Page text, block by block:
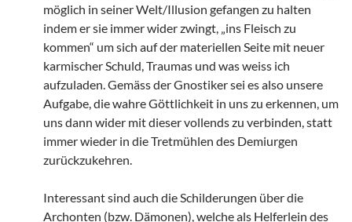
möglich in seiner Welt/Illusion gefangen zu halten
indem er sie immer wider zwingt, „ins Fleisch zu
kommen“ um sich auf der materiellen Seite mit neuer
karmischer Schuld, Traumas und was weiss ich
aufzuladen. Gemäss der Gnostiker sei es also unsere
Aufgabe, die wahre Göttlichkeit in uns zu erkennen, um
uns dann wider mit dieser vollends zu verbinden, statt
immer wieder in die Tretmühlen des Demiurgen
zurückzukehren.
Interessant sind auch die Schilderungen über die
Archonten (bzw. Dämonen), welche als Helferlein des